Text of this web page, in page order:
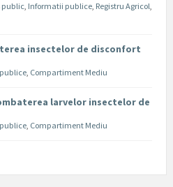
public, Informatii publice, Registru Agricol,
insectelor de disconfort
, Compartiment Mediu
larvelor insectelor de
, Compartiment Mediu